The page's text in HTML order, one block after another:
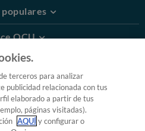
populares
OCU
OCU
de contratación de OCU
privacidad
terceros para analizar
publicidad relacionada con tus
elaborado a partir de tus
páginas visitadas).
AQUÍy configurar o